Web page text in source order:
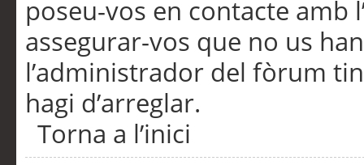
poseu-vos en contacte
assegurar-vos que no us
l’administrador del fòrum
hagi d’arreglar.
Torna a l’inici